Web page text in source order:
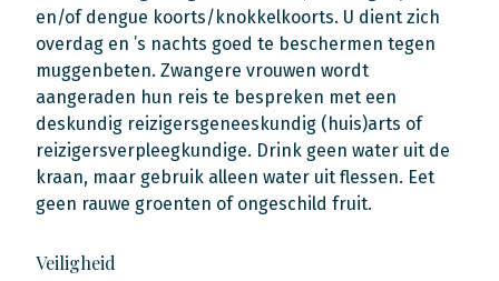
en/of dengue koorts/knokkelkoorts. U dient zich
overdag en ’s nachts goed te beschermen tegen
muggenbeten. Zwangere vrouwen wordt
aangeraden hun reis te bespreken met een
deskundig reizigersgeneeskundig (huis)arts of
reizigersverpleegkundige. Drink geen water uit de
kraan, maar gebruik alleen water uit flessen. Eet
geen rauwe groenten of ongeschild fruit.
Veiligheid